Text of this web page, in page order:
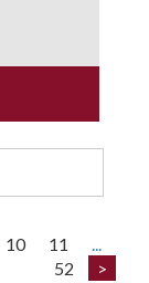
10 11
...
52
>